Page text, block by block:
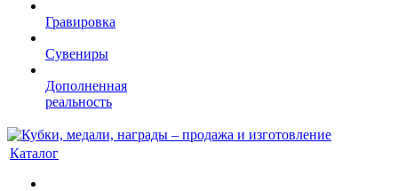
Гравировка
Сувениры
Дополненная
реальность
Каталог